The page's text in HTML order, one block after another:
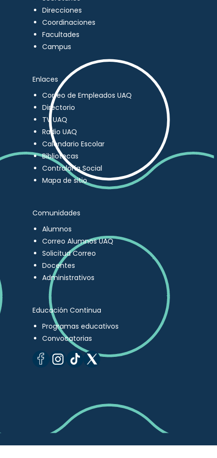
Direcciones
Coordinaciones
Facultades
Campus
Enlaces
Correo de Empleados UAQ
Directorio
TV UAQ
Radio UAQ
Calendario Escolar
Bibliotecas
Contraloría Social
Mapa de sitio
Comunidades
Alumnos
Correo Alumnos UAQ
Solicitud Correo
Docentes
Administrativos
Educación Continua
Programas educativos
Convocatorias